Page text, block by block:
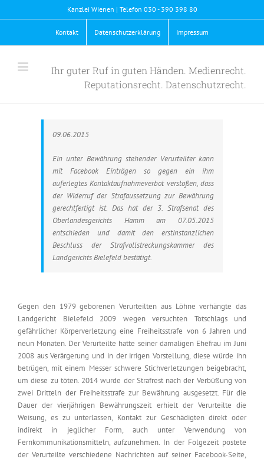
to
Kanzlei Wienen | Telefon 030 - 390 398 80
Kontakt Datenschutzerklärung Impressum
Ihr guter Ruf in guten Händen. Medienrecht.
Reputationsrecht. Datenschutzrecht.
09.06.2015
Ein unter Bewährung stehender Verurteilter kann
mit Facebook Einträgen so gegen ein ihm
auferlegtes Kontaktaufnahmeverbot verstoßen, dass
der Widerruf der Strafaussetzung zur Bewährung
gerechtfertigt ist. Das hat der 3. Strafsenat des
Oberlandesgerichts Hamm am 07.05.2015
entschieden und damit den erstinstanzlichen
Beschluss der Strafvollstreckungskammer des
Landgerichts Bielefeld bestätigt.
Gegen den 1979 geborenen Verurteilten aus Löhne verhängte das
Landgericht Bielefeld 2009 wegen versuchten Totschlags und
gefährlicher Körperverletzung eine Freiheitsstrafe von 6 Jahren und
neun Monaten. Der Verurteilte hatte seiner damaligen Ehefrau im Juni
2008 aus Verärgerung und in der irrigen Vorstellung, diese würde ihn
betrügen, mit einem Messer schwere Stichverletzungen beigebracht,
um diese zu töten. 2014 wurde der Strafrest nach der Verbüßung von
zwei Dritteln der Freiheitsstrafe zur Bewährung ausgesetzt. Für die
Dauer der vierjährigen Bewährungszeit erhielt der Verurteilte die
Weisung, es zu unterlassen, Kontakt zur Geschädigten direkt oder
indirekt in jeglicher Form, auch unter Verwendung von
Fernkommunikationsmitteln, aufzunehmen. In der Folgezeit postete
der Verurteilte verschiedene Nachrichten auf seiner Facebook-Seite,